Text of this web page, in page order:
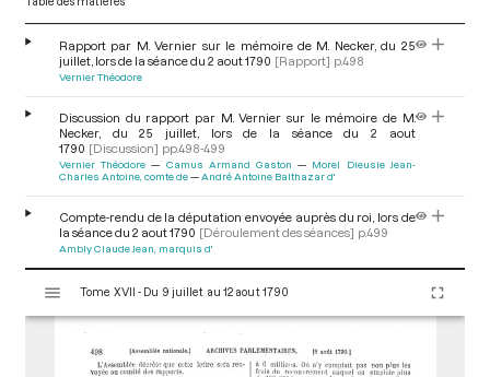
Rapport par M. Vernier sur le mémoire de M. Necker, du 25
juillet, lors de la séance du 2 aout 1790 [Rapport] p.498
Vernier Théodore
Discussion du rapport par M. Vernier sur le mémoire de M.
Necker, du 25 juillet, lors de la séance du 2 aout
1790 [Discussion] pp.498-499
Vernier Théodore Camus Armand Gaston
Morel Dieusie Jean-
Charles Antoine, comte de
André Antoine Balthazar d'
Compte-rendu de la députation envoyée auprès du roi, lors de
la séance du 2 aout 1790 [Déroulement des séances] p.499
Ambly Claude Jean, marquis d'
s
Tome XVII - Du 9 juillet au 12 aout 1790